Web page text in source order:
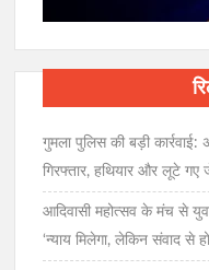
गुमला पुलिस की बड़ी कार्रवाई:
गिरफ्तार, हथियार और लूटे गए
आदिवासी महोत्सव के मंच से
‘न्याय मिलेगा, लेकिन संवाद से